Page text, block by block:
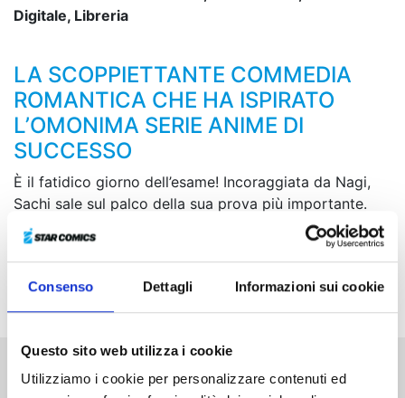
Consenso Dettagli Informazioni sui cookie
Questo sito web utilizza i cookie
Utilizziamo i cookie per personalizzare contenuti ed
Digitale, Libreria
LA SCOPPIETTANTE COMMEDIA
ROMANTICA CHE HA ISPIRATO
L’OMONIMA SERIE ANIME DI
SUCCESSO
È il fatidico giorno dell’esame! Incoraggiata da Nagi,
Sachi sale sul palco della sua prova più importante.
Riuscirà a superarla e a ottenere una risposta alla sua
dichiarazione? Nel frattempo, arriva la dolce stagione
caratteristici, di chi sarà quello che sceglierà Nagi?